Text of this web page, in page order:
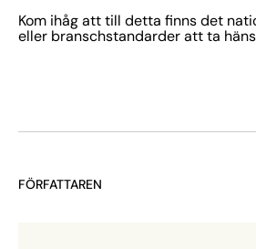
Kom ihåg att till detta finns det
eller branschstandarder att ta
FÖRFATTAREN